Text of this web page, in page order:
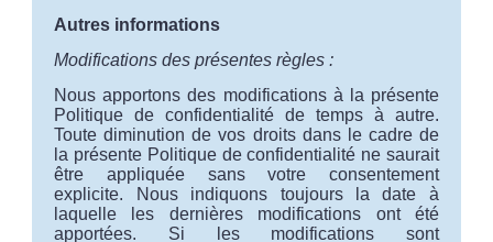
Autres informations
Modifications des présentes règles :
Nous apportons des modifications à la présente
Politique de confidentialité de temps à autre.
Toute diminution de vos droits dans le cadre de
la présente Politique de confidentialité ne saurait
être appliquée sans votre consentement
explicite. Nous indiquons toujours la date à
laquelle les dernières modifications ont été
apportées. Si les modifications sont